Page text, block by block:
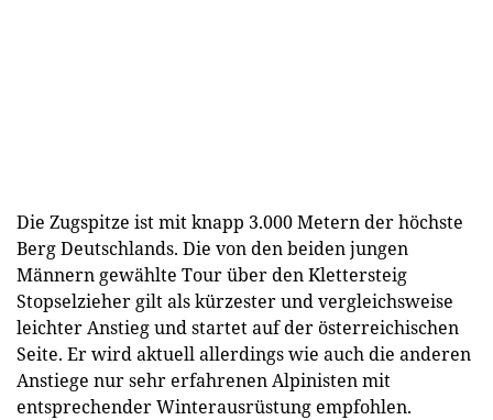
Die Zugspitze ist mit knapp 3.000 Metern der höchste
Berg Deutschlands. Die von den beiden jungen
Männern gewählte Tour über den Klettersteig
Stopselzieher gilt als kürzester und vergleichsweise
leichter Anstieg und startet auf der österreichischen
Seite. Er wird aktuell allerdings wie auch die anderen
Anstiege nur sehr erfahrenen Alpinisten mit
entsprechender Winterausrüstung empfohlen.